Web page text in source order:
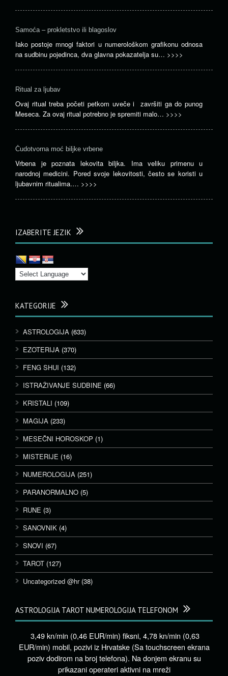
Samoća – prokletstvo ili blagoslov
Iako postoje mnogi faktori u numerološkom grafikonu odnosa
na sudbinu pojedinca, dva glavna pokazatelja su… >>>>
Ritual za ljubav
Ovaj ritual treba početi petkom uveče i završiti ga do punog
Meseca. Za ovaj ritual potrebno je spremiti malo… >>>>
Čudotvorna moć biljke vrbene
Vrbena je poznata lekovita biljka. Ima veliku primenu u
narodnoj medicini. Pored svoje lekovitosti, često se koristi u
ljubavnim ritualima.… >>>>
IZABERITE JEZIK
KATEGORIJE
ASTROLOGIJA (633)
EZOTERIJA (370)
FENG SHUI (132)
ISTRAŽIVANJE SUDBINE (66)
KRISTALI (109)
MAGIJA (233)
MESEČNI HOROSKOP (1)
MISTERIJE (16)
NUMEROLOGIJA (251)
PARANORMALNO (5)
RUNE (3)
SANOVNIK (4)
SNOVI (67)
TAROT (127)
Uncategorized @hr(38)
ASTROLOGIJA TAROT NUMEROLOGIJA TELEFONOM
3,49 kn/min (0,46 EUR/min) fiksni, 4,78 kn/min (0,63
EUR/min) mobil, pozivi iz Hrvatske (Sa touchscreen ekrana
poziv dodirom na broj telefona). Na donjem ekranu su
prikazani operateri aktivni na mreži